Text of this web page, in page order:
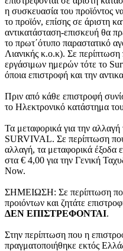
η συσκευασία του προϊόντος
το προϊόν, επίσης σε άριστη
αντικατάσταση-επισκευή θα
το πρωτ΄ότυπο παραστατικό
Λιανικής κ.ο.κ). Σε
εργάσιμων ημερών τότε το
όποια επιστροφή και την
Πριν από κάθε επιστροφή
το Ηλεκτρονικό κατάστημα
Τα μεταφορικά για την αλλαγή
SURVIVAL. Σε περίπτωση που
αλλαγή, τα μεταφορικά έξοδα
στα € 4,00 για την Γενική
Now.
ΣΗΜΕΙΩΣΗ: Σε περίπτωση που
προιόντων και ζητάτε
ΔΕΝ ΕΠΙΣΤΡΕΦΟΝΤΑΙ.
Στην περίπτωση που η
πραγματοποιήθηκε εκτός